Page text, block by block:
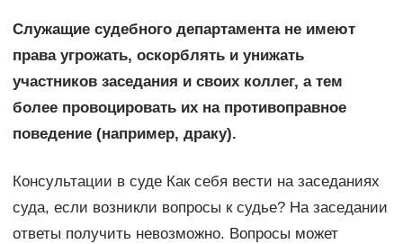
Служащие судебного департамента не имеют
права угрожать, оскорблять и унижать
участников заседания и своих коллег, а тем
более провоцировать их на противоправное
поведение (например, драку).
Консультации в суде Как себя вести на заседаниях
суда, если возникли вопросы к судье? На заседании
ответы получить невозможно. Вопросы может